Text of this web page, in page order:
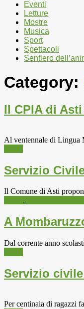
contentEventi
Letture
Mostre
Musica
Sport
Spettacoli
Sentiero
Category:
Il CPIA di
Al ventennale di Lingua
Servizio
Il Comune di Asti
,
A
Dal corrente anno
Servizio
Per centinaia di ragazzi